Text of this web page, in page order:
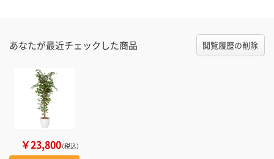
あなたが最近チェックした商品 閲覧履歴の削除
￥23,800（税込）